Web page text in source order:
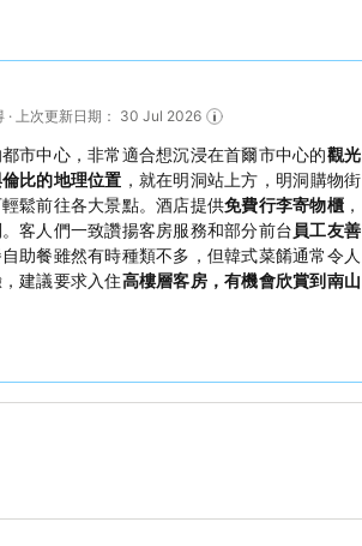
· 上次更新日期： 30 Jul 2026
市中心，非常適合想沉浸在首爾市中心的觀光
比的地理位置 ，就在明洞站上方，明洞購物街
鬆前往各大景點。酒店提供免費行李寄物櫃 ，
客人們一致讚揚客房服務和部分前台員工友善
助餐雖然有時種類不多，但韓式菜餚通常令人
建議要求入住高樓層客房，有機會欣賞到南山